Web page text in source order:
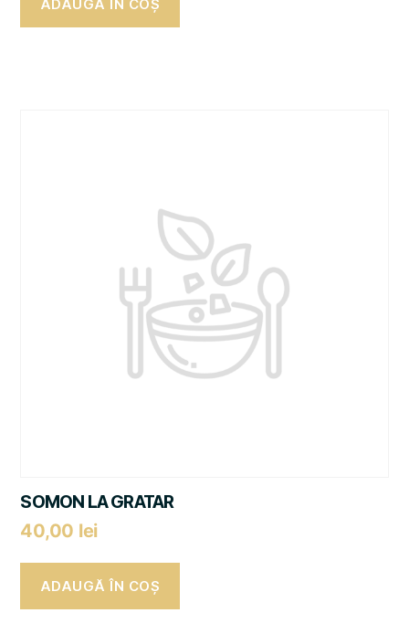
ADAUGĂ ÎN COȘ
SOMON LA GRATAR
40,00 lei
ADAUGĂ ÎN COȘ